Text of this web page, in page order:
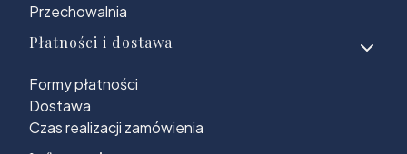
Przechowalnia
Płatności i dostawa
Formy płatności
Dostawa
Czas realizacji zamówienia